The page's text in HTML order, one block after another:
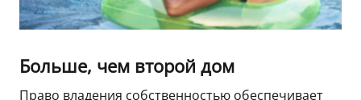
Больше, чем второй дом
Право владения собственностью обеспечивает